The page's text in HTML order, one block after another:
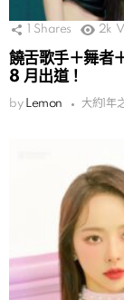
Shares 2k
饒舌歌手＋舞者
8 月出道！
by Lemon 大約1年